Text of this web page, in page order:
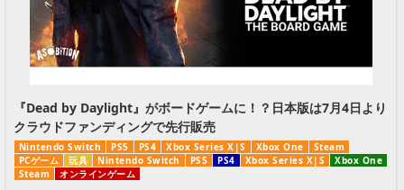
『Dead by Daylight』がボードゲームに！？日本版は7月4日より
クラウドファンディングで先行販売
Nintendo Switch PS5 PS4 Xbox Series X|S Xbox One
Steam
PCゲーム
玩具 Nintendo Switch PS5 PS4 Xbox Series X|S
Xbox One
Steam
オンラインゲーム